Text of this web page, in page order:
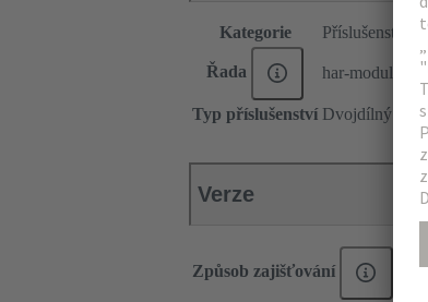
Kategorie Příslušenství
Řada har-modular®
Typ příslušenství Dvojdílný kryt
Verze
Způsob zajišťování